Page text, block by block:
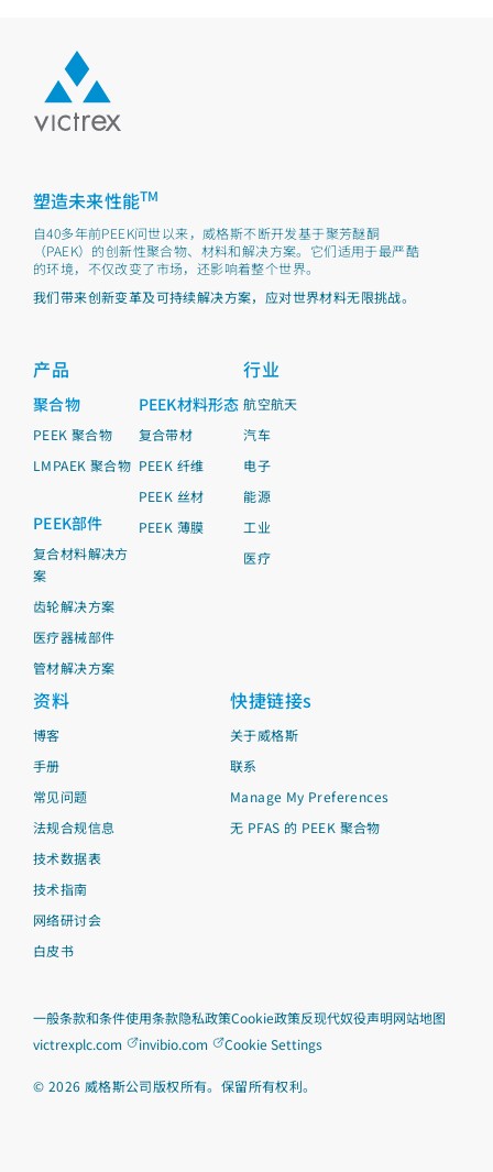
塑造未来性能TM
自40多年前PEEK问世以来，威格斯不断开发基于聚芳醚酮
（PAEK）的创新性聚合物、材料和解决方案。它们适用于最严酷
的环境，不仅改变了市场，还影响着整个世界。
我们带来创新变革及可持续解决方案，应对世界材料无限挑战。
产品
聚合物
PEEK 聚合物
LMPAEK 聚合物
PEEK部件
复合材料解决方
案
齿轮解决方案
医疗器械部件
管材解决方案
PEEK材料形态
复合带材
PEEK 纤维
PEEK 丝材
PEEK 薄膜
行业
航空航天
汽车
电子
能源
工业
医疗
资料
博客
手册
常见问题
法规合规信息
技术数据表
技术指南
网络研讨会
白皮书
快捷链接s
关于威格斯
联系
Manage My Preferences
无 PFAS 的 PEEK 聚合物
一般条款和条件使用条款隐私政策Cookie政策反现代奴役声明网站地图
victrexplc.com
invibio.com Cookie Settings
© 2026 威格斯公司版权所有。保留所有权利。